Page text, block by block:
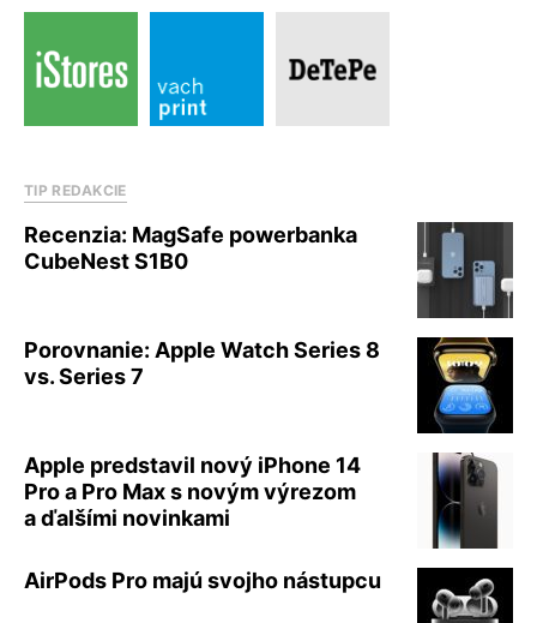
TIP REDAKCIE
Recenzia: MagSafe powerbanka
CubeNest S1B0
Porovnanie: Apple Watch Series 8
vs. Series 7
Apple predstavil nový iPhone 14
Pro a Pro Max s novým výrezom
a ďalšími novinkami
AirPods Pro majú svojho nástupcu